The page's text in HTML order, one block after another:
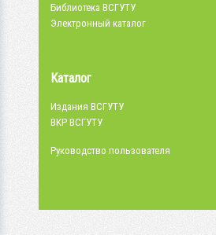
Библиотека ВСГУТУ
Электронный каталог
Каталог
Издания ВСГУТУ
ВКР ВСГУТУ
Руководство пользователя